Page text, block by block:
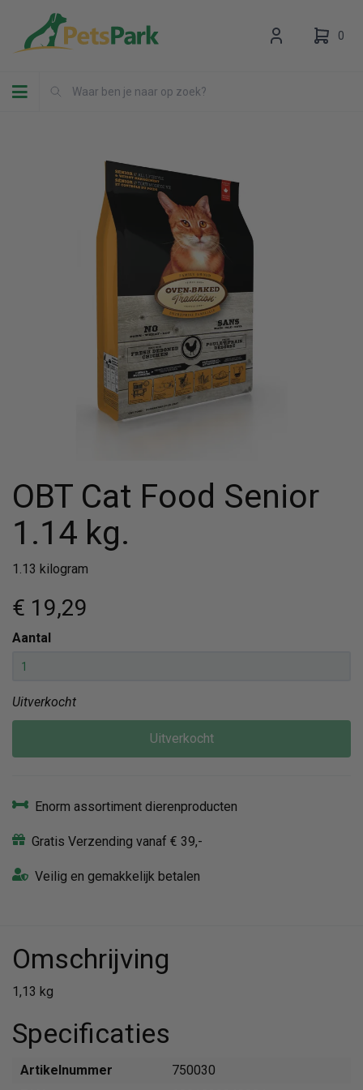
Toggle navigation
0
Uw winkelwagen is leeg.
Vul hem met producten.
OBT Cat Food Senior
1.14 kg.
1.13 kilogram
€ 19,29
Aantal
Uitverkocht
Uitverkocht
Enorm assortiment dierenproducten
Gratis Verzending vanaf € 39,-
Veilig en gemakkelijk betalen
Omschrijving
1,13 kg
Specificaties
Artikelnummer
750030